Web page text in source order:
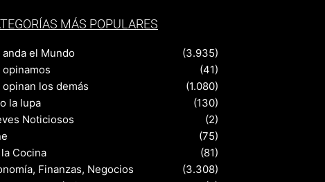
MÁS POPULARES
anda el Mundo
(3.935)
opinamos
(41)
opinan los demás
(1.080)
la lupa
(130)
Noticiosos
(2)
(75)
Cocina
(81)
Finanzas, Negocios
(3.308)